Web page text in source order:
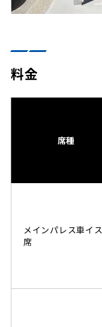
料金
席種
メインパレス車イス
席